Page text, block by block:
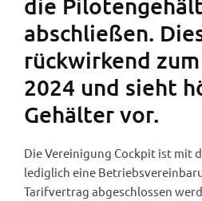
die
abschließen.
rückwirkend
2024 und sieht
Gehälter vor.
Die Vereinigung Cockpit ist mit
lediglich eine
Tarifvertrag abgeschlossen